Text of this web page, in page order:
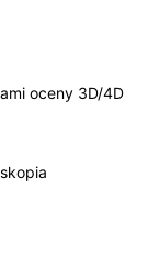
oceny 3D/4D